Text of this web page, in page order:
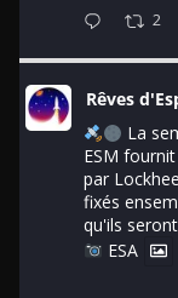
2
Rêves
La
ESM
par
fixés
qu'ils
ESA